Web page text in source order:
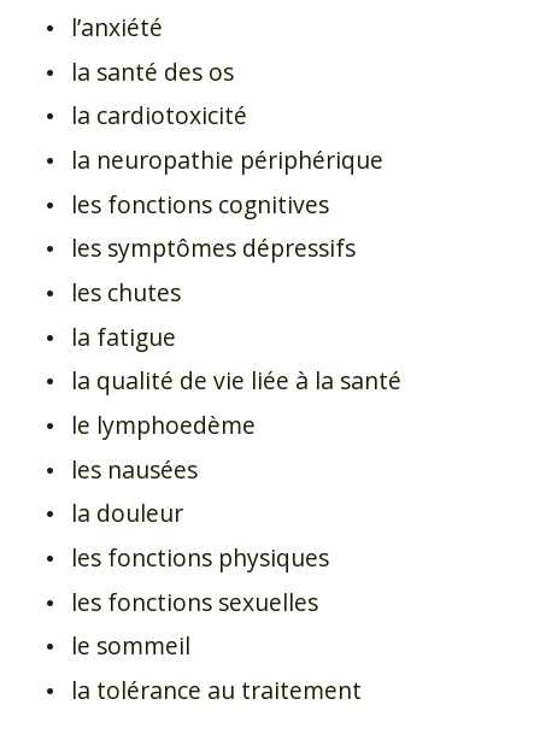
l’anxiété
la santé des os
la cardiotoxicité
la neuropathie périphérique
les fonctions cognitives
les symptômes dépressifs
les chutes
la fatigue
la qualité de vie liée à la santé
le lymphoedème
les nausées
la douleur
les fonctions physiques
les fonctions sexuelles
le sommeil
la tolérance au traitement